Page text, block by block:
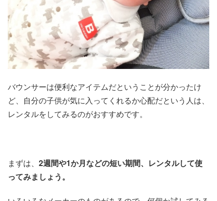
バウンサーは便利なアイテムだということが分かったけ
ど、自分の子供が気に入ってくれるか心配だという人は、
レンタルをしてみるのがおすすめです。
まずは、 2週間や1か月などの短い期間、レンタルして使
ってみましょう。